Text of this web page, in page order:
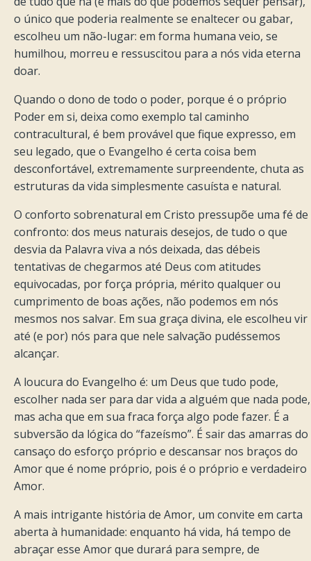
o único que poderia realmente se enaltecer ou gabar,
escolheu um não-lugar: em forma humana veio, se
humilhou, morreu e ressuscitou para a nós vida eterna
doar.
Quando o dono de todo o poder, porque é o próprio
Poder em si, deixa como exemplo tal caminho
contracultural, é bem provável que fique expresso, em
seu legado, que o Evangelho é certa coisa bem
desconfortável, extremamente surpreendente, chuta as
estruturas da vida simplesmente casuísta e natural.
O conforto sobrenatural em Cristo pressupõe uma fé de
confronto: dos meus naturais desejos, de tudo o que
desvia da Palavra viva a nós deixada, das débeis
tentativas de chegarmos até Deus com atitudes
equivocadas, por força própria, mérito qualquer ou
cumprimento de boas ações, não podemos em nós
mesmos nos salvar. Em sua graça divina, ele escolheu vir
até (e por) nós para que nele salvação pudéssemos
alcançar.
A loucura do Evangelho é: um Deus que tudo pode,
escolher nada ser para dar vida a alguém que nada pode,
mas acha que em sua fraca força algo pode fazer. É a
subversão da lógica do “fazeísmo”. É sair das amarras do
cansaço do esforço próprio e descansar nos braços do
Amor que é nome próprio, pois é o próprio e verdadeiro
Amor.
A mais intrigante história de Amor, um convite em carta
aberta à humanidade: enquanto há vida, há tempo de
abraçar esse Amor que durará para sempre, de